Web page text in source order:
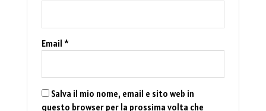
Email*
Salva il mio nome, email e sito web in
questo browser per la prossima volta che